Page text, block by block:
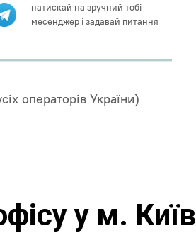
операторів України)
натискай на зручний тобі
месенджер і задавай питання
у м. Київ